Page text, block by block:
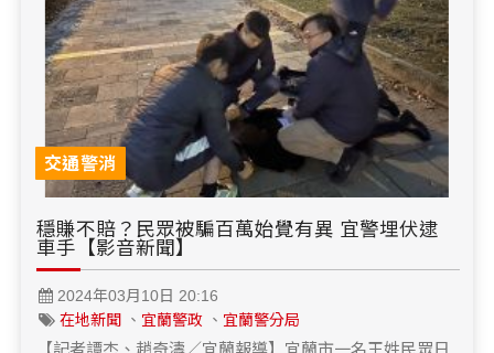
交通警消
穩賺不賠？民眾被騙百萬始覺有異 宜警埋伏逮
車手【影音新聞】
2024年03月10日 20:16
在地新聞
、 宜蘭警政 、 宜蘭警分局